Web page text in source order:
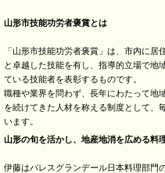
山形市技能功労者褒賞とは
「山形市技能功労者褒賞」は、市内に居
と卓越した技能を有し、指導的立場で地
ている技能者を表彰するものです。
職種や業界を問わず、長年にわたって地
を続けてきた人材を称える制度として、
います。
山形の旬を活かし、地産地消を広める料
伊藤はパレスグランデール日本料理部門